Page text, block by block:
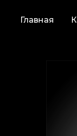
Главная